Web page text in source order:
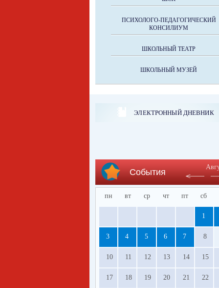
ПСИХОЛОГО-ПЕДАГОГИЧЕСКИЙ
КОНСИЛИУМ
ШКОЛЬНЫЙ ТЕАТР
ШКОЛЬНЫЙ МУЗЕЙ
ЭЛЕКТРОННЫЙ ДНЕВНИК
События
пн вт ср чт пт сб
1
3 4 5 6 7 8
10 11 12 13 14 15
17 18 19 20 21 22